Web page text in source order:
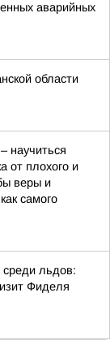
аварийных
области
научиться
от плохого и
веры и
самого
льдов:
Фиделя